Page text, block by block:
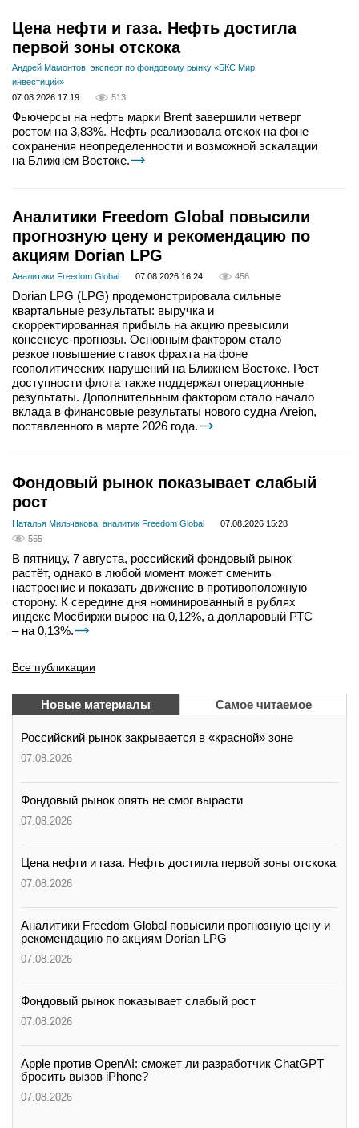
Цена нефти и газа. Нефть достигла
первой зоны отскока
Андрей Мамонтов, эксперт по фондовому рынку «БКС Мир
инвестиций»
07.08.2026 17:19
513
Фьючерсы на нефть марки Brent завершили четверг
ростом на 3,83%. Нефть реализовала отскок на фоне
сохранения неопределенности и возможной эскалации
на Ближнем Востоке.
Аналитики Freedom Global повысили
прогнозную цену и рекомендацию по
акциям Dorian LPG
Аналитики Freedom Global 07.08.2026 16:24 456
Dorian LPG (LPG) продемонстрировала сильные
квартальные результаты: выручка и
скорректированная прибыль на акцию превысили
консенсус-прогнозы. Основным фактором стало
резкое повышение ставок фрахта на фоне
геополитических нарушений на Ближнем Востоке. Рост
доступности флота также поддержал операционные
результаты. Дополнительным фактором стало начало
вклада в финансовые результаты нового судна Areion,
поставленного в марте 2026 года.
Фондовый рынок показывает слабый
рост
Наталья Мильчакова, аналитик Freedom Global
07.08.2026 15:28
555
В пятницу, 7 августа, российский фондовый рынок
растёт, однако в любой момент может сменить
настроение и показать движение в противоположную
сторону. К середине дня номинированный в рублях
индекс Мосбиржи вырос на 0,12%, а долларовый РТС
– на 0,13%.
Все публикации
Новые материалы Самое читаемое
Российский рынок закрывается в «красной» зоне
07.08.2026
Фондовый рынок опять не смог вырасти
07.08.2026
Цена нефти и газа. Нефть достигла первой зоны отскока
07.08.2026
Аналитики Freedom Global повысили прогнозную цену и
рекомендацию по акциям Dorian LPG
07.08.2026
Фондовый рынок показывает слабый рост
07.08.2026
Apple против OpenAI: сможет ли разработчик ChatGPT
бросить вызов iPhone?
07.08.2026